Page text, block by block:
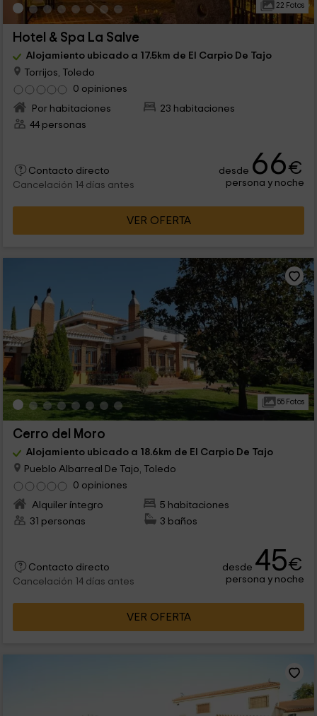
22 Fotos
Hotel & Spa La Salve
Alojamiento ubicado a 17.5km de El Carpio De Tajo
Torrijos, Toledo
0 opiniones
Por habitaciones
23 habitaciones
44 personas
Contacto directo
Cancelación 14 días antes
desde 66€
persona y noche
VER OFERTA
55 Fotos
Cerro del Moro
Alojamiento ubicado a 18.6km de El Carpio De Tajo
Pueblo Albarreal De Tajo, Toledo
0 opiniones
Alquiler íntegro
5 habitaciones
31 personas
3 baños
Contacto directo
Cancelación 14 días antes
desde 45€
persona y noche
VER OFERTA